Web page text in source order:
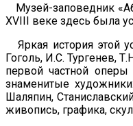
Музей-заповедник
XVIII веке здесь была
Яркая история этой
Гоголь, И.С. Тургенев,
первой частной
знаменитые
Шаляпин,
живопись, графика,